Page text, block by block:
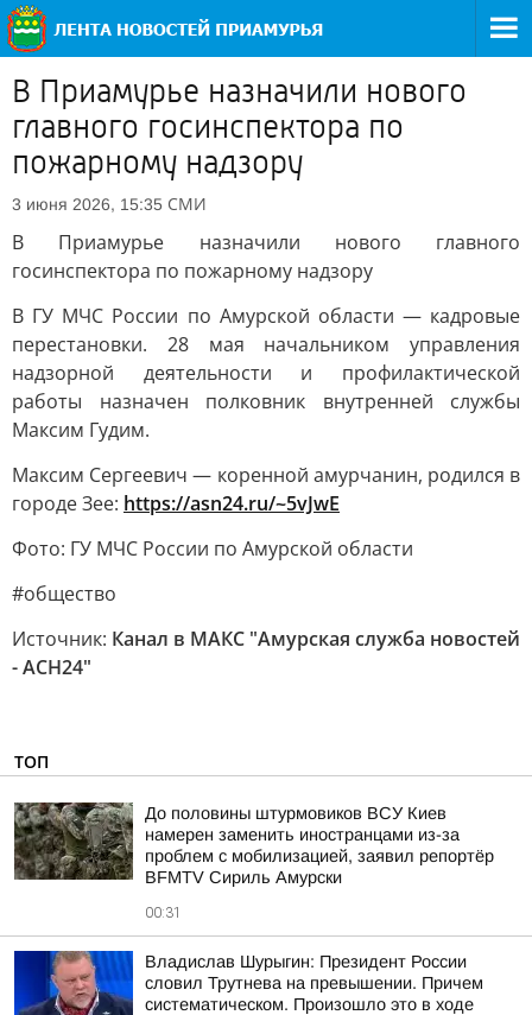
В Приамурье назначили нового
главного госинспектора по
пожарному надзору
3 июня 2026, 15:35 СМИ
В Приамурье назначили нового главного
госинспектора по пожарному надзору
В ГУ МЧС России по Амурской области — кадровые
перестановки. 28 мая начальником управления
надзорной деятельности и профилактической
работы назначен полковник внутренней службы
Максим Гудим.
Максим Сергеевич — коренной амурчанин, родился в
городе Зее: https://asn24.ru/~5vJwE
Фото: ГУ МЧС России по Амурской области
#общество
Источник: Канал в МАКС "Амурская служба новостей
- АСН24"
ТОП
До половины штурмовиков ВСУ Киев
намерен заменить иностранцами из-за
проблем с мобилизацией, заявил репортёр
BFMTV Сириль Амурски
00:31
Владислав Шурыгин: Президент России
словил Трутнева на превышении. Причем
систематическом. Произошло это в ходе